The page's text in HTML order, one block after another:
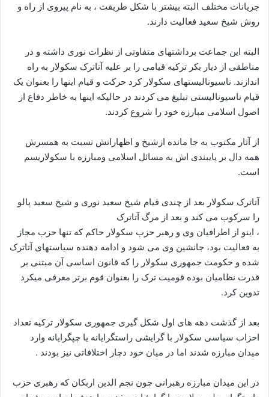
جریانات مختلف البته بیشتر با شکل طریقت ، به نام پیروی از راه و
روش شیخ سعید فعالیت دارند.
البته این جماعت برداشتهای متفاوتی از نظرات نوری داشته و در
مناطقی از دیار بکر ترکیه قیامی را بر علیه آتاترک سکولار به راه
اندازند. ناسیونالیستهای سکولار کرد حرکت و قیام اینها را بعنوان یک
قیام ناسیونالیستی تبلیغ می کردند در حالیکه اینها به خاطر دفاع از
اصول اسلامی مبارزه خود را شروع کردند.
از آثار مکتوب به جا مانده ازشیخ و اظهاراتش نسبت به همسرش
همه دال بر پایبندی اش به مسائل اسلامی ومبارزه با سکولاریسم
است.
آتاترک سکولار بعد از چندی قیام شیخ سعید نوری و شیخ سعید پالو
را سرکوب می کند و بعد از مرگ آتاترک
، اینو از اطرافیان وی و رهبر حزب سکولار حاکم که تنها حزب مجاز
به فعالیت بود، جانشین وی می شود و ادامه دهنده سیاستهای آتاترک
شده و حکومت جمهوری سکولار را که قانون اساسی آن مبتنی بر
قدرت نظامیان بوده قومیت ترک را بعنوان قوم برتر معرفی میکرد
تدوین کرد.
بعد از گذشت دهه های اول شکل گیری جمهوری سکولار ترکیه تعداد
احزاب سیاسی سکولار با گرایشی راستگرایانه یا چپگرایانه وارد
میدان مبارزه شدند اما در میان خود دچار اختلافاتی نیز بودند .
در این میدان مبارزه رهبرانی چون نجم الدین اربکان که رهبری حزب